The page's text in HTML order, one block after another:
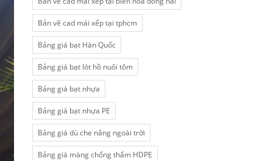
Bản vẽ cad mái xếp tại tphcm
Bảng giá bạt Hàn Quốc
Bảng giá bạt lót hồ nuôi tôm
Bảng giá bạt nhựa
Bảng giá bạt nhựa PE
Bảng giá dù che nắng ngoài trời
Bảng giá màng chống thấm HDPE